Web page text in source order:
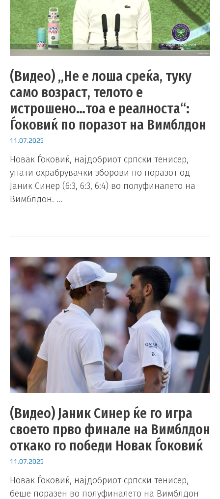
(Видео) „Не е лоша среќа, туку
само возраст, телото е
истрошено…тоа е реалностa“:
Ѓоковиќ по поразот на Вимблдон
11.07.2025
Новак Ѓоковиќ, најдобриот српски тенисер,
упати охрабрувачки зборови по поразот од
Јаник Синер (6:3, 6:3, 6:4) во полуфиналето на
Вимблдон. …
(Видео) Јаник Синер ќе го игра
своето прво финале на Вимблдон
откако го победи Новак Ѓоковиќ
11.07.2025
Новак Ѓоковиќ, најдобриот српски тенисер,
беше поразен во полуфиналето на Вимблдон